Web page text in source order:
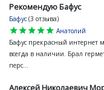
Рекомендую Бафус
Бафус (3 отзыва)
star
star
star
star
star
Анатолий
Бафус прекрасный интернет
всегда в наличии. Брал
перс...
Алексей Николаевич